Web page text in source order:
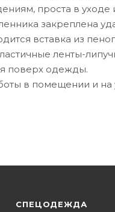
проста в уходе
закреплена
вставка из
ленты-
поверх одежды.
в помещении и
СПЕЦОДЕЖДА